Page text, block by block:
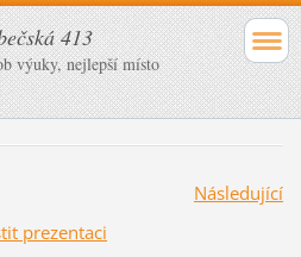
413
výuky, nejlepší místo
Následující
prezentaci